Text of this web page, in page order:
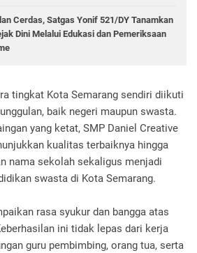
Cerdas, Satgas Yonif 521/DY Tanamkan
Dini Melalui Edukasi dan Pemeriksaan
tingkat Kota Semarang sendiri diikuti
baik negeri maupun swasta.
yang ketat, SMP Daniel Creative
kualitas terbaiknya hingga
nama sekolah sekaligus menjadi
swasta di Kota Semarang.
rasa syukur dan bangga atas
ini tidak lepas dari kerja
guru pembimbing, orang tua, serta